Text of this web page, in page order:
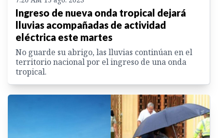
Ingreso de nueva onda tropical dejará
lluvias acompañadas de actividad
eléctrica este martes
No guarde su abrigo, las lluvias continúan en el
territorio nacional por el ingreso de una onda
tropical.